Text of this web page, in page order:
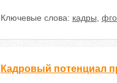
Ключевые слова: кадры
Кадровый потенциал